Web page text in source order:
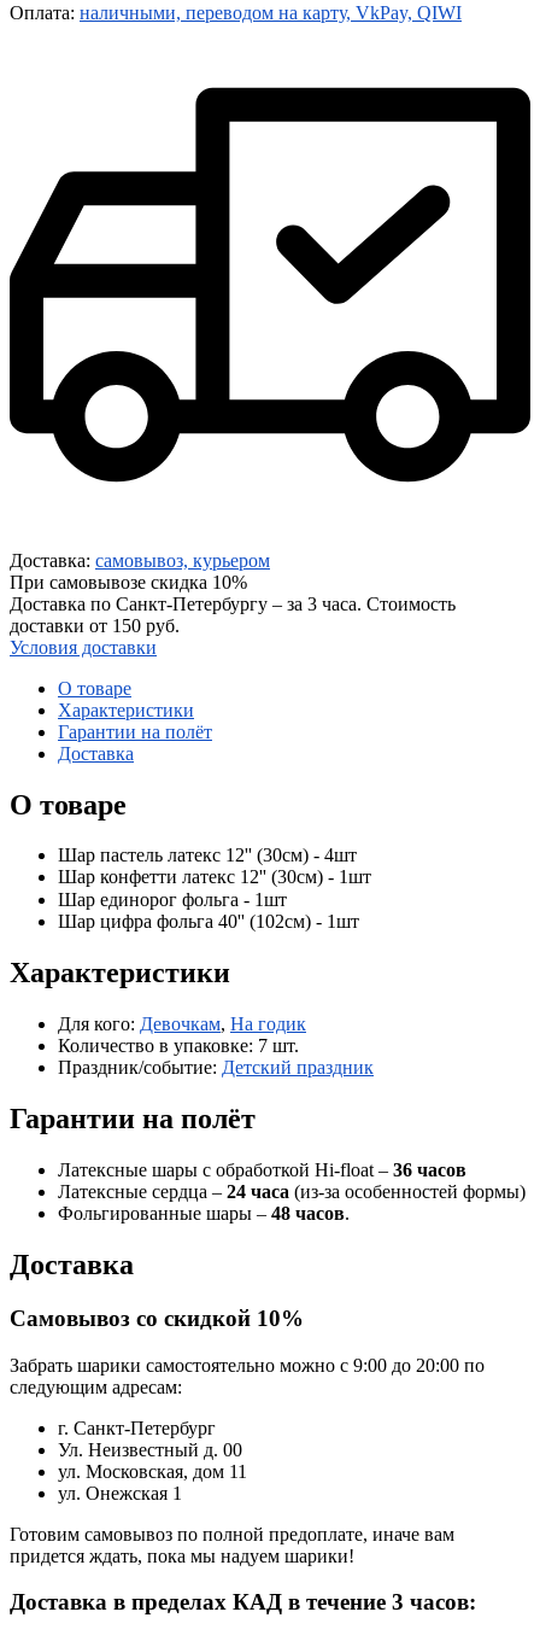
Оплата: наличными, переводом на карту, VkPay, QIWI
Доставка: самовывоз, курьером
При самовывозе скидка 10%
Доставка по Санкт-Петербургу – за 3 часа. Стоимость
доставки от 150 руб.
Условия доставки
О товаре
Характеристики
Гарантии на полёт
Доставка
О товаре
Шар пастель латекс 12'' (30см) - 4шт
Шар конфетти латекс 12'' (30см) - 1шт
Шар единорог фольга - 1шт ⠀
Шар цифра фольга 40'' (102см) - 1шт
Характеристики
Для кого: Девочкам, На годик
Количество в упаковке: 7 шт.
Праздник/событие: Детский праздник
Гарантии на полёт
Латексные шары с обработкой Hi-float – 36 часов
Латексные сердца – 24 часа (из-за особенностей формы)
Фольгированные шары – 48 часов.
Доставка
Самовывоз со скидкой 10%
Забрать шарики самостоятельно можно с 9:00 до 20:00 по
следующим адресам:
г. Санкт-Петербург
Ул. Неизвестный д. 00
ул. Московская, дом 11
ул. Онежская 1
Готовим самовывоз по полной предоплате, иначе вам
придется ждать, пока мы надуем шарики!
Доставка в пределах КАД в течение 3 часов: